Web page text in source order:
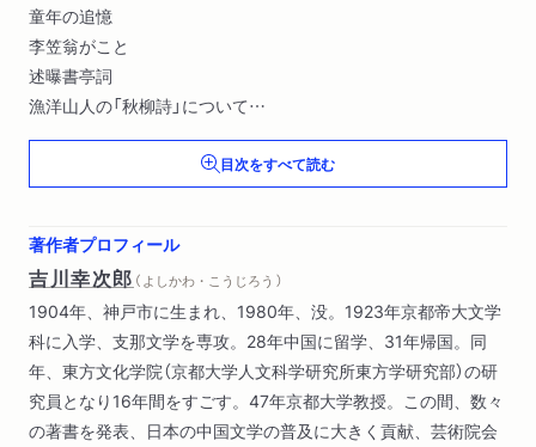
童年の追憶
李笠翁がこと
述曝書亭詞
漁洋山人の「秋柳詩」について
査初白
「四庫全書」について〔ほか〕目次をすべて読む
著作者プロフィール
吉川幸次郎 （ よしかわ・こうじろう ）
1904年、神戸市に生まれ、1980年、没。1923年京都帝大文学
科に入学、支那文学を専攻。28年中国に留学、31年帰国。同
年、東方文化学院（京都大学人文科学研究所東方学研究部）の研
究員となり16年間をすごす。47年京都大学教授。この間、数々
の著書を発表、日本の中国文学の普及に大きく貢献、芸術院会